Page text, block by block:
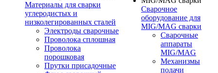
Материалы для сварки
углеродистых и
низколегированных сталей
Электроды сварочные
Проволока сплошная
Проволока
порошковая
Прутки присадочные
Сварочное
оборудование для
MIG/MAG сварки
Сварочные
аппараты
MIG/MAG
Механизмы
подачи